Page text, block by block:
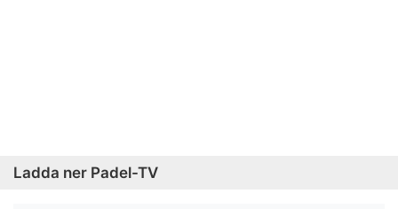
Ladda ner Padel-TV